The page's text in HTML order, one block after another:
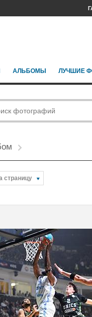
АЛЬБОМЫ ЛУЧШИЕ
страницу